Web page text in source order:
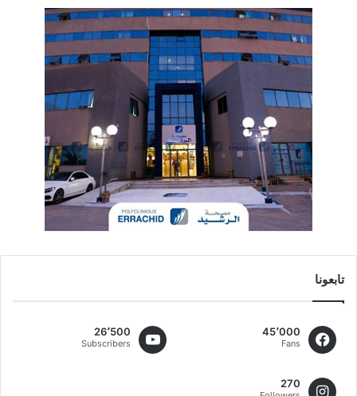
تابعونا
45٬000
Fans
26٬500
Subscribers
270